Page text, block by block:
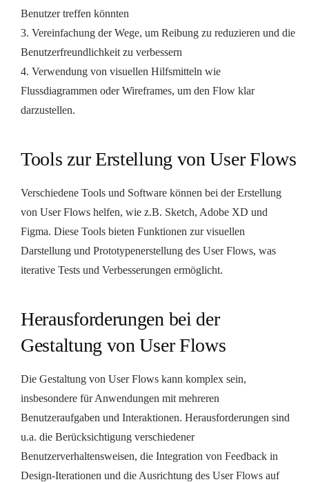
Benutzer treffen könnten
3. Vereinfachung der Wege, um Reibung zu reduzieren und die
Benutzerfreundlichkeit zu verbessern
4. Verwendung von visuellen Hilfsmitteln wie
Flussdiagrammen oder Wireframes, um den Flow klar
darzustellen.
Tools zur Erstellung von User Flows
Verschiedene Tools und Software können bei der Erstellung
von User Flows helfen, wie z.B. Sketch, Adobe XD und
Figma. Diese Tools bieten Funktionen zur visuellen
Darstellung und Prototypenerstellung des User Flows, was
iterative Tests und Verbesserungen ermöglicht.
Herausforderungen bei der
Gestaltung von User Flows
Die Gestaltung von User Flows kann komplex sein,
insbesondere für Anwendungen mit mehreren
Benutzeraufgaben und Interaktionen. Herausforderungen sind
u.a. die Berücksichtigung verschiedener
Benutzerverhaltensweisen, die Integration von Feedback in
Design-Iterationen und die Ausrichtung des User Flows auf